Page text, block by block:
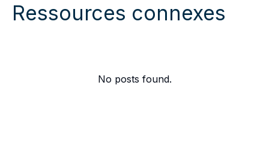
Ressources connexes
No posts found.